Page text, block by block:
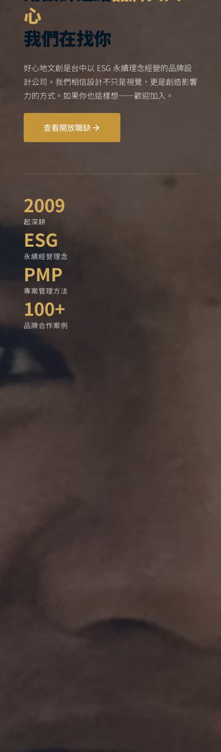
心
我們在找你
好心地文創是台中以 ESG 永續理念經營的品牌設
計公司。我們相信設計不只是視覺，更是創造影響
力的方式。如果你也這樣想——歡迎加入。
查看開放職缺
2009
起深耕
ESG
永續經營理念
PMP
專案管理方法
100+
品牌合作案例